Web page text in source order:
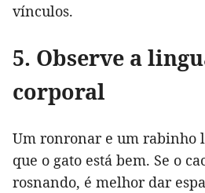
vínculos.
5. Observe a
corporal
Um ronronar e um rabinho
que o gato está bem. Se o
rosnando, é melhor dar